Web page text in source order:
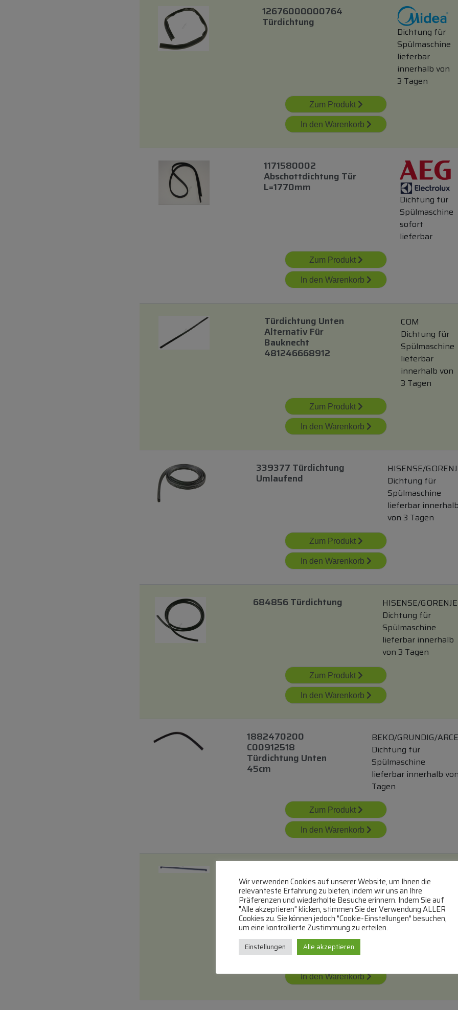
12676000000764
Türdichtung
Dichtung für
Spülmaschine
lieferbar
innerhalb von
3 Tagen
Zum Produkt
In den Warenkorb
1171580002
Abschottdichtung Tür
L=1770mm
Dichtung für
Spülmaschine
sofort
lieferbar
Zum Produkt
In den Warenkorb
Türdichtung Unten
Alternativ Für
Bauknecht
481246668912
COM
Dichtung für
Spülmaschine
lieferbar
innerhalb von
3 Tagen
Zum Produkt
In den Warenkorb
339377 Türdichtung
Umlaufend
HISENSE/
Dichtung für
Spülmaschine
lieferbar innerhalb
von 3 Tagen
Zum Produkt
In den Warenkorb
684856 Türdichtung
HISENSE/GORENJE
Dichtung für
Spülmaschine
lieferbar innerhalb
von 3 Tagen
Zum Produkt
In den Warenkorb
1882470200
C00912518
Türdichtung Unten
45cm
BEKO/GRUNDIG/
Dichtung für
Spülmaschine
lieferbar innerhalb
Tagen
Zum Produkt
In den Warenkorb
Alternativ Für Aeg
Dichtung für
Spülmaschine
lieferbar
innerhalb von
Zum Produkt
In den Warenkorb
Wir verwenden Cookies auf unserer Website, um Ihnen die
relevanteste Erfahrung zu bieten, indem wir uns an Ihre
Präferenzen und wiederholte Besuche erinnern. Indem Sie auf
"Alle akzeptieren" klicken, stimmen Sie der Verwendung ALLER
Cookies zu. Sie können jedoch "Cookie-Einstellungen" besuchen,
um eine kontrollierte Zustimmung zu erteilen.
Einstellungen Alle akzeptieren